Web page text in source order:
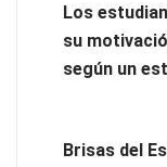
Los
su
según un
Brisas del